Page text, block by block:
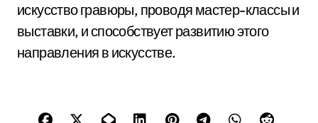
искусство гравюры, проводя мастер-классы и
выставки, и способствует развитию этого
направления в искусстве.